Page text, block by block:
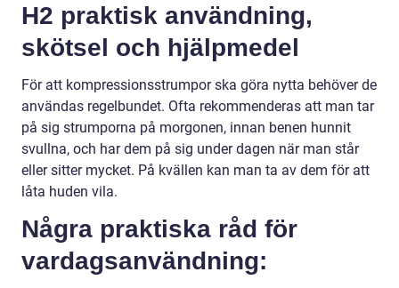
H2 praktisk användning,
skötsel och hjälpmedel
För att kompressionsstrumpor ska göra nytta behöver de
användas regelbundet. Ofta rekommenderas att man tar
på sig strumporna på morgonen, innan benen hunnit
svullna, och har dem på sig under dagen när man står
eller sitter mycket. På kvällen kan man ta av dem för att
låta huden vila.
Några praktiska råd för
vardagsanvändning: